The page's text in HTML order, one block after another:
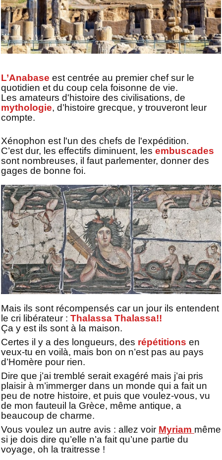
L’Anabase est centrée au premier chef sur le
quotidien et du coup cela foisonne de vie.
Les amateurs d'histoire des civilisations, de
mythologie, d’histoire grecque, y trouveront leur
compte.
Xénophon est l'un des chefs de l'expédition.
C’est dur, les effectifs diminuent, les embuscades
sont nombreuses, il faut parlementer, donner des
gages de bonne foi.
Mais ils sont récompensés car un jour ils entendent
le cri libérateur : Thalassa Thalassa!!
Ça y est ils sont à la maison.
Certes il y a des longueurs, des répétitions en
veux-tu en voilà, mais bon on n’est pas au pays
d’Homère pour rien.
Dire que j’ai tremblé serait exagéré mais j’ai pris
plaisir à m’immerger dans un monde qui a fait un
peu de notre histoire, et puis que voulez-vous, vu
de mon fauteuil la Grèce, même antique, a
beaucoup de charme.
Vous voulez un autre avis : allez voir Myriam même
si je dois dire qu’elle n’a fait qu’une partie du
voyage, oh la traitresse !